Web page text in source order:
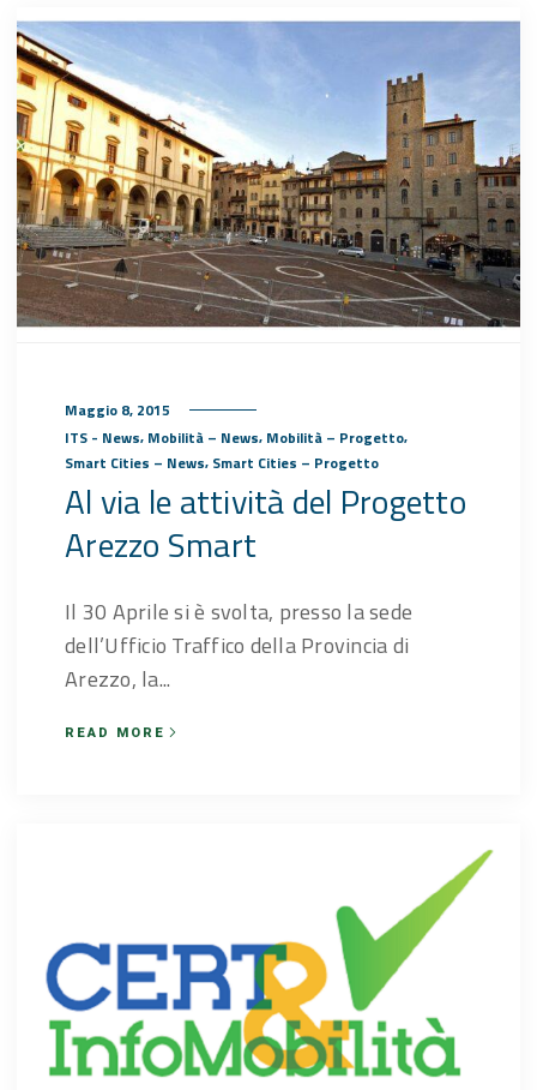
Maggio 8, 2015
ITS - News, Mobilità – News, Mobilità – Progetto,
Smart Cities – News, Smart Cities – Progetto
Al via le attività del Progetto
Arezzo Smart
Il 30 Aprile si è svolta, presso la sede
dell’Ufficio Traffico della Provincia di
Arezzo, la...
READ MORE